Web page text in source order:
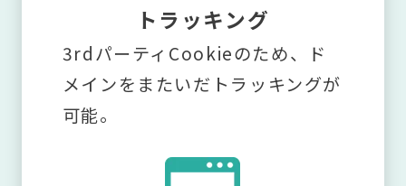
トラッキング
3rdパーティCookieのため、ド
メインをまたいだトラッキングが
可能。